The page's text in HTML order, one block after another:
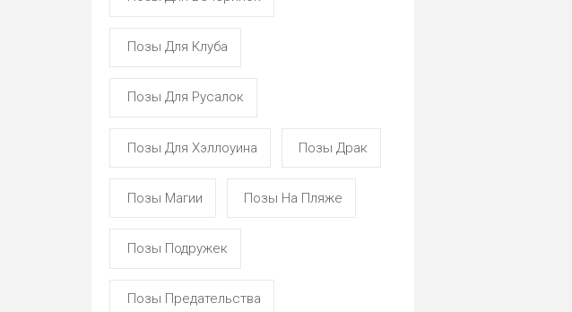
Позы Для Клуба
Позы Для Русалок
Позы Для Хэллоуина Позы Драк
Позы Магии Позы На Пляже
Позы Подружек
Позы Предательства